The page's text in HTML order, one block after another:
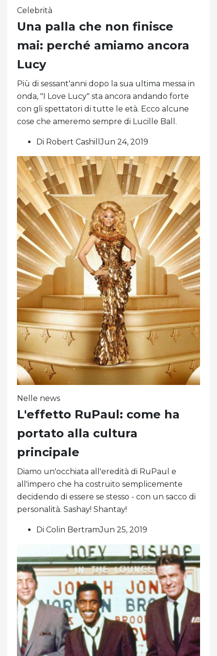
Celebrità
Una palla che non finisce
mai: perché amiamo ancora
Lucy
Più di sessant'anni dopo la sua ultima messa in
onda, "I Love Lucy" sta ancora andando forte
con gli spettatori di tutte le età. Ecco alcune
cose che ameremo sempre di Lucille Ball.
Di Robert CashillJun 24, 2019
Nelle news
L'effetto RuPaul: come ha
portato alla cultura
principale
Diamo un'occhiata all'eredità di RuPaul e
all'impero che ha costruito semplicemente
decidendo di essere se stesso - con un sacco di
personalità. Sashay! Shantay!
Di Colin BertramJun 25, 2019